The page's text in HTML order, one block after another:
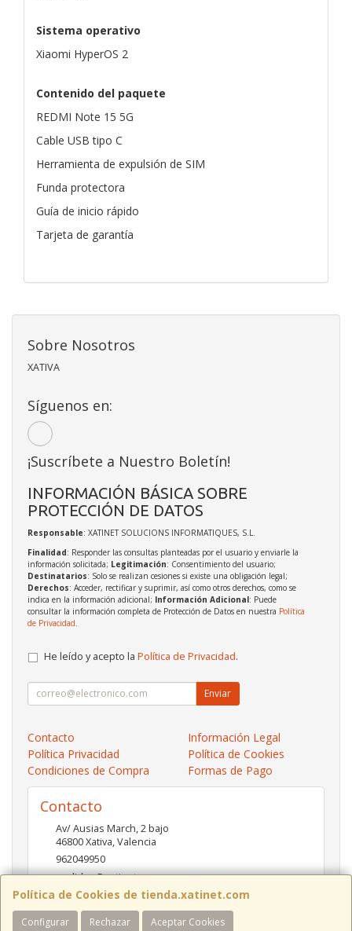
Sistema operativo
Xiaomi HyperOS 2
Contenido del paquete
REDMI Note 15 5G
Cable USB tipo C
Herramienta de expulsión de SIM
Funda protectora
Guía de inicio rápido
Tarjeta de garantía
Política de Cookies de tienda.xatinet.com
Configurar Rechazar Aceptar Cookies
Sobre Nosotros
XATIVA
Síguenos en:
¡Suscríbete a Nuestro Boletín!
INFORMACIÓN BÁSICA SOBRE
PROTECCIÓN DE DATOS
Responsable: XATINET SOLUCIONS INFORMATIQUES, S.L.
Finalidad: Responder las consultas planteadas por el usuario y enviarle la
información solicitada; Legitimación: Consentimiento del usuario;
Destinatarios: Solo se realizan cesiones si existe una obligación legal;
Derechos: Acceder, rectificar y suprimir, así como otros derechos, como se
indica en la información adicional; Información Adicional: Puede
consultar la información completa de Protección de Datos en nuestra Política
de Privacidad
He leído y acepto la Política de Privacidad.
Enviar
Contacto
Información Legal
Política Privacidad
Política de Cookies
Condiciones de Compra
Formas de Pago
Contacto
Av/ Ausias March, 2 bajo
46800Xativa,Valencia
962049950
pedidos@xatinet.com